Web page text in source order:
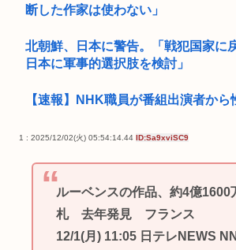
断した作家は使わない」
北朝鮮、日本に警告。「戦犯国家に
日本に軍事的選択肢を検討」
【速報】NHK職員が番組出演者から
1 : 2025/12/02(火) 05:54:14.44 ID:Sa9xviSC9
ルーベンスの作品、約4億1600
札 去年発見 フランス
12/1(月) 11:05 日テレNEWS